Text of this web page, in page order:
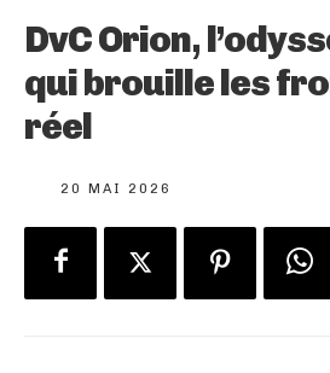
DvC Orion,
qui brouille les
réel
20 MAI 2026